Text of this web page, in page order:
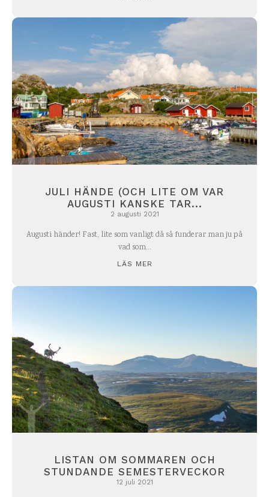
JULI HÄNDE (OCH LITE OM VAR
AUGUSTI KANSKE TAR...
2 augusti 2021
Augusti händer! Fast, lite som vanligt då så funderar man ju på
vad som...
LÄS MER
LISTAN OM SOMMAREN OCH
STUNDANDE SEMESTERVECKOR
12 juli 2021